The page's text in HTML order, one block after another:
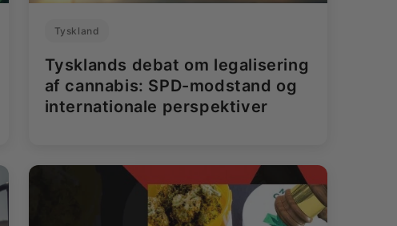
Tyskland
Tysklands debat om legalisering
af cannabis: SPD-modstand og
internationale perspektiver